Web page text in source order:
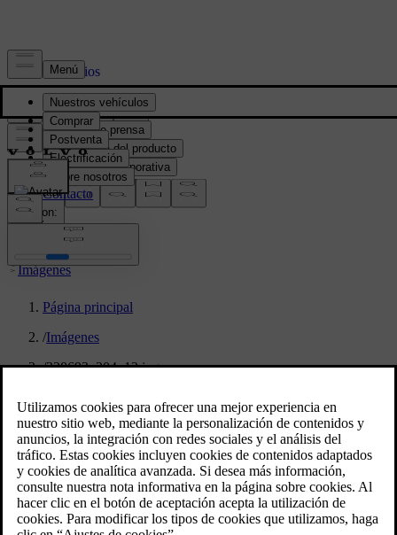
Prensa y Medios
Material de prensa
Información del producto
Información corporativa
Contacto de medios
location:
PY
Imágenes
Página principal
/Imágenes
/328693_204_12.jpg
328693_204_12.jpg
5/20/2024
Marcador